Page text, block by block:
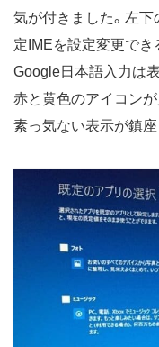
気が付きました。左
定IMEを設定変更でき
Google日本語入力は
赤と黄色のアイコンが
素っ気ない表示が鎮座